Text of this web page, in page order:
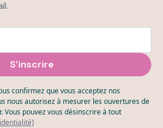
confirmez que vous acceptez nos
nous autorisez à mesurer les ouvertures de
Vous pouvez vous désinscrire à tout